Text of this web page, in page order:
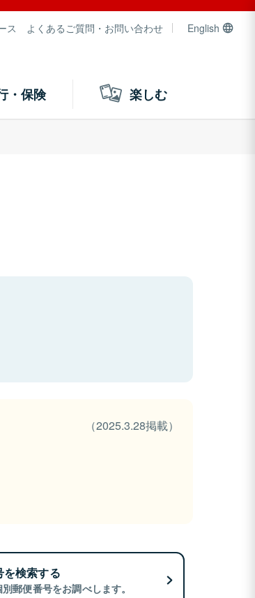
ス よくあるご質問・お問い合わせ English
・保険 楽しむ
（2025.3.28掲載）
検索する
郵便番号をお調べします。